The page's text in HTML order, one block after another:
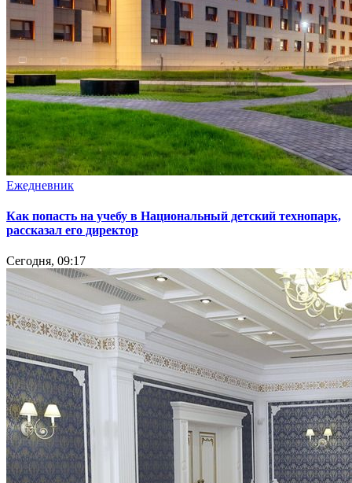
Ежедневник
Как попасть на учебу в Национальный детский технопарк,
рассказал его директор
Сегодня, 09:17